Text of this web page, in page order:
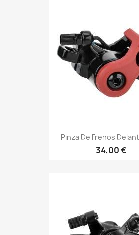
Pinza De Frenos
34,00 €